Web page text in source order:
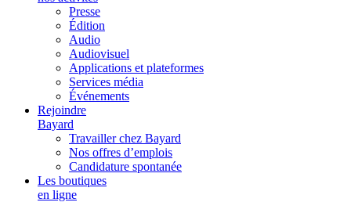
Presse
Édition
Audio
Audiovisuel
Applications et plateformes
Services média
Événements
Rejoindre
Bayard
Travailler chez Bayard
Nos offres d’emplois
Candidature spontanée
Les boutiques
en ligne